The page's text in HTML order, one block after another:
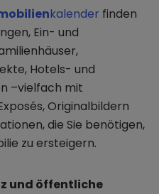
kalender finden
Ein- und
Hotels- und
–vielfach mit
Originalbildern
die Sie benötigen,
zu ersteigern.
und öffentliche